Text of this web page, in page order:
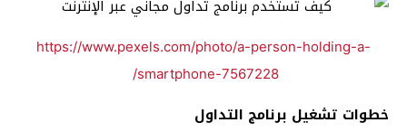
https://www.pexels.com/photo/a-person-holding-a-
smartphone-7567228/
خطوات تشغيل برنامج التداول